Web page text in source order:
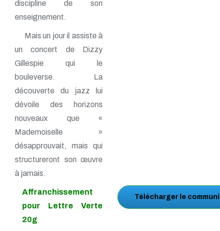
discipline de son
enseignement.
Mais un jour il assiste à
un concert de Dizzy
Gillespie qui le
bouleverse. La
découverte du jazz lui
dévoile des horizons
nouveaux que «
Mademoiselle »
désapprouvait, mais qui
structureront son œuvre
à jamais.
Affranchissement
pour Lettre Verte
20g
Télécharger le